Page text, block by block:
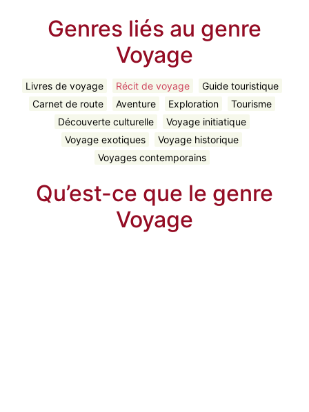
Genres liés au genre
Voyage
Livres de voyage Récit de voyage
Guide touristique
Carnet de route
Aventure Exploration
Tourisme
Découverte culturelle
Voyage initiatique
Voyage exotiques
Voyage historique
Voyages contemporains
Qu’est-ce que le genre
Voyage